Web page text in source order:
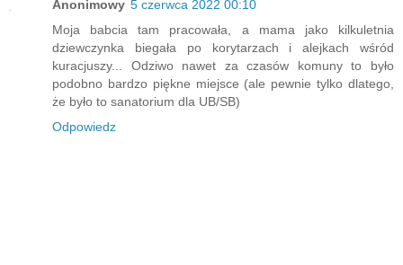
Anonimowy 5 czerwca 2022 00:10
Moja babcia tam pracowała, a mama jako kilkuletnia
dziewczynka biegała po korytarzach i alejkach wśród
kuracjuszy... Odziwo nawet za czasów komuny to było
podobno bardzo piękne miejsce (ale pewnie tylko dlatego,
że było to sanatorium dla UB/SB)
Odpowiedz